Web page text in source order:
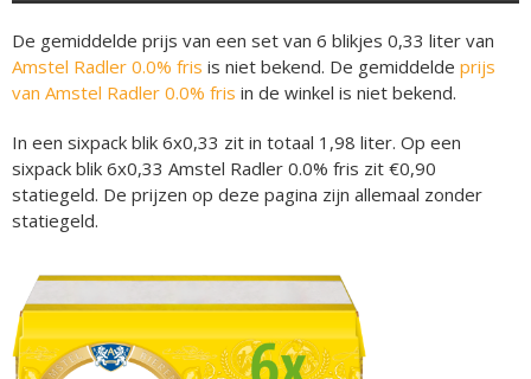
De gemiddelde prijs van een set van 6 blikjes 0,33 liter van
Amstel Radler 0.0% fris is niet bekend. De gemiddelde prijs
van Amstel Radler 0.0% fris in de winkel is niet bekend.
In een sixpack blik 6x0,33 zit in totaal 1,98 liter. Op een
sixpack blik 6x0,33 Amstel Radler 0.0% fris zit €0,90
statiegeld. De prijzen op deze pagina zijn allemaal zonder
statiegeld.